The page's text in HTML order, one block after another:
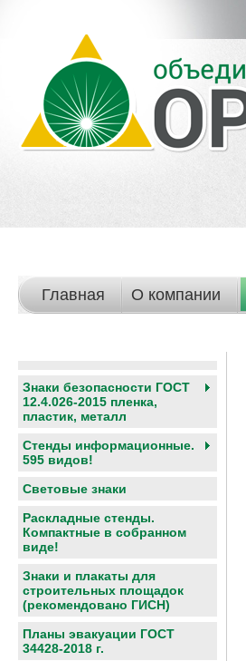
Главная О компании
Знаки безопасности ГОСТ
12.4.026-2015 пленка,
пластик, металл
Стенды информационные.
595 видов!
Световые знаки
Раскладные стенды.
Компактные в собранном
виде!
Знаки и плакаты для
строительных площадок
(рекомендовано ГИСН)
Планы эвакуации ГОСТ
34428-2018 г.